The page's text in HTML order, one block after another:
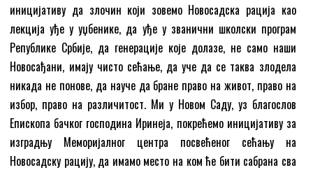
иницијативу да злочин који зовемо Новосадска рација као
лекција уђе у уџбенике, да уђе у званични школски програм
Републике Србије, да генерације које долазе, не само наши
Новосађани, имају чисто сећање, да уче да се таква злодела
никада не понове, да науче да бране право на живот, право на
избор, право на различитост. Ми у Новом Саду, уз благослов
Епископа бачког господина Иринеја, покрећемо иницијативу за
изградњу Меморијалног центра посвећеног сећању на
Новосадску рацију, да имамо место на ком ће бити сабрана сва